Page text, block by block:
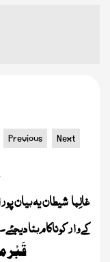
Previous Next
غالِبا شیطان یہ بیان
کے وار کو ناکام بنا دیجئے ۔
قَبْر